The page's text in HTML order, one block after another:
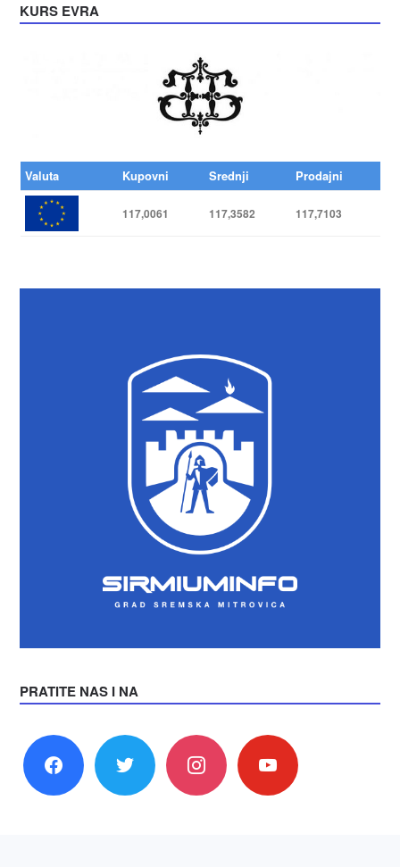
KURS EVRA
Valuta Kupovni Srednji Prodajni
117,0061 117,3582 117,7103
PRATITE NAS I NA
facebook twitter instagram youtube